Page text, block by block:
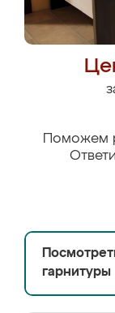
Поможем
гарнитуры